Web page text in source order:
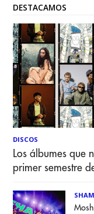
DESTACAMOS
DISCOS
Los álbumes que
primer semestre